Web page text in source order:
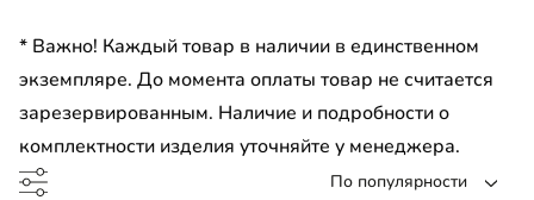
до
* Важно! Каждый товар в наличии в единственном
экземпляре. До момента оплаты товар не считается
зарезервированным. Наличие и подробности о
комплектности изделия уточняйте у менеджера.
По популярности